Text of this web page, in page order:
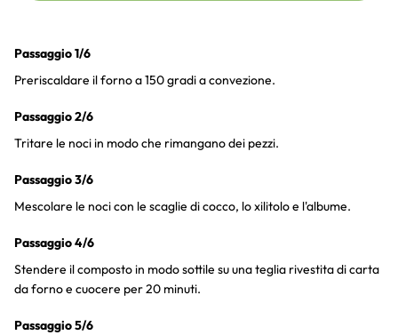
Passaggio 1/6
Preriscaldare il forno a 150 gradi a convezione.
Passaggio 2/6
Tritare le noci in modo che rimangano dei pezzi.
Passaggio 3/6
Mescolare le noci con le scaglie di cocco, lo xilitolo e l'albume.
Passaggio 4/6
Stendere il composto in modo sottile su una teglia rivestita di carta
da forno e cuocere per 20 minuti.
Passaggio 5/6